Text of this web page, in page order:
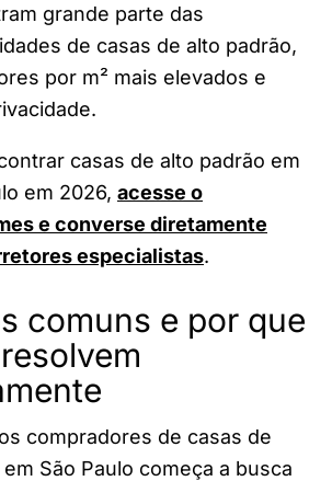
grande parte das
de casas de alto padrão,
por m² mais elevados e
casas de alto padrão em
em 2026, acesse o
e converse diretamente
especialistas.
comuns e por que
compradores de casas de
São Paulo começa a busca